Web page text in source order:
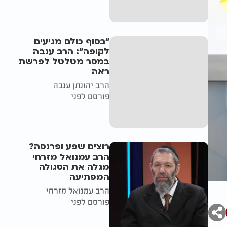
"בסוף כולם מגיעים
לקופה": הרב ענבה
במסר מטלטל לפרשת
ראה
הרב יהונתן ענבה
פורסם לפני
רוצים שפע ופרנסה?
הרב עמנואל מזרחי
מגלה את הסגולה
המפתיעה
הרב עמנואל מזרחי
פורסם לפני